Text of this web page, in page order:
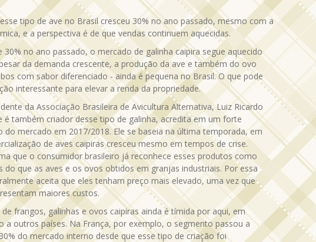
tipo de ave no Brasil cresceu 30% no ano passado, mesmo com a
e a perspectiva é de que vendas continuem aquecidas.
30% no ano passado, o mercado de galinha caipira segue aquecido
da demanda crescente, a produção da ave e também do ovo
com sabor diferenciado - ainda é pequena no Brasil. O que pode
interessante para elevar a renda da propriedade.
da Associação Brasileira de Avicultura Alternativa, Luiz Ricardo
é também criador desse tipo de galinha, acredita em um forte
do mercado em 2017/2018. Ele se baseia na última temporada, em
de aves caipiras cresceu mesmo em tempos de crise.
que o consumidor brasileiro já reconhece esses produtos como
do que as aves e os ovos obtidos em granjas industriais. Por essa
aceita que eles tenham preço mais elevado, uma vez que
maiores custos.
frangos, galinhas e ovos caipiras ainda é tímida por aqui, em
a outros países. Na França, por exemplo, o segmento passou a
do mercado interno desde que esse tipo de criação foi